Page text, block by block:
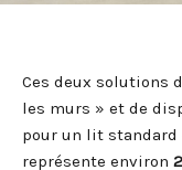
Ces deux solutions
les murs » et de
pour un lit standard
représente environ